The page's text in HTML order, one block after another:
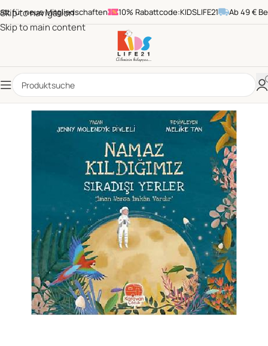
Skip to navigation
Skip to main content
für neue Mitgliedschaften 10% Rabattcode:KIDSLIFE21 Ab 49 €